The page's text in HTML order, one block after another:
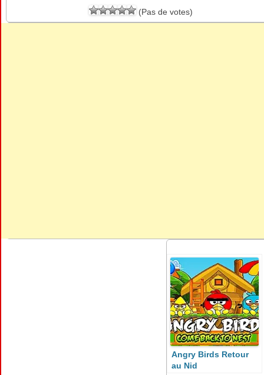
(Pas de votes)
Angry Birds Retour
au Nid